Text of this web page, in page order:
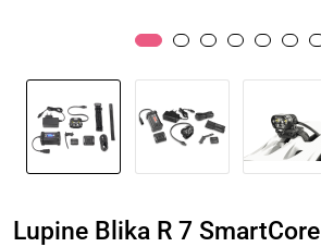
Lupine Blika R 7 SmartCore